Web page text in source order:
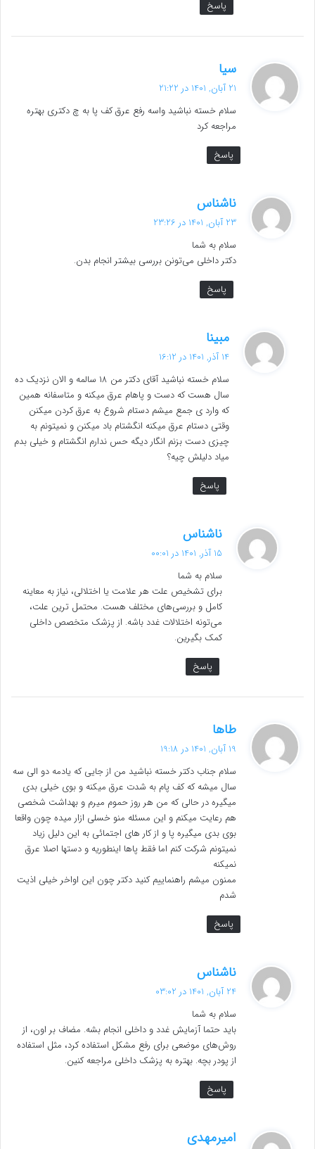
پاسخ
سیا
ت
21 آبان, 1401 در 21:22
سلام خسته نباشید واسه رفع عرق کف پا به چ دکتری بهتره
مراجعه کرد
پاسخ
ناشناس
ف
:
23 آبان, 1401 در 23:26
سلام به شما
دکتر داخلی می‌تونن بررسی بیشتر انجام بدن.
پاسخ
مبینا
ف
:
14 آذر, 1401 در 16:12
سلام خسته نباشید آقای دکتر من ۱۸ سالمه و الان نزدیک ده
سال هست که دست و پاهام عرق میکنه و متاسفانه همین
که وارد ی جمع میشم دستام شروع به عرق کردن میکنن
وقتی دستام عرق میکنه انگشتام باد میکنن و نمیتونم به
چیزی دست بزنم انگار دیگه حس ندارم انگشتام و خیلی بدم
میاد دلیلش چیه؟
پاسخ
ناشناس
ف
:
15 آذر, 1401 در 00:01
سلام به شما
برای تشخیص علت هر علامت یا اختلالی، نیاز به معاینه
کامل و بررسی‌های مختلف هست. محتمل ترین علت،
می‌تونه اختلالات غدد باشه. از پزشک متخصص داخلی
کمک بگیرین.
پاسخ
طاها
:
19 آبان, 1401 در 19:18
سلام جناب دکتر خسته نباشید من از جایی که یادمه دو الی سه
سال میشه که کف پام به شدت عرق میکنه و بوی خیلی بدی
میگیره در حالی که من هر روز حموم میرم و بهداشت شخصی
هم رعایت میکنم و این مسئله منو خسلی ازار میده چون واقعا
بوی بدی میگیره پا و از کار های اجتمائی به این دلیل زیاد
نمیتونم شرکت کنم اما فقط پاها اینطوریه و دستها اصلا عرق
نمیکنه
ممنون میشم راهنماییم کنید دکتر چون این اواخر خیلی اذیت
شدم
پاسخ
ناشناس
ف
:
24 آبان, 1401 در 03:02
سلام به شما
باید حتما آزمایش غدد و داخلی انجام بشه. مضاف بر اون، از
روش‌های موضعی برای رفع مشکل استفاده کرد، مثل استفاده
از پودر بچه. بهتره به پزشک داخلی مراجعه کنین.
پاسخ
امیرمهدی